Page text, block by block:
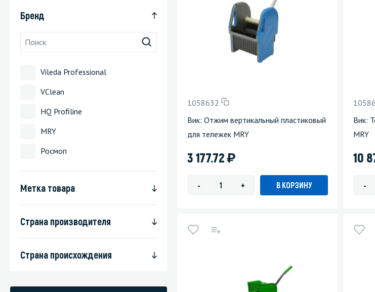
пятноудалители
Средства для очистки ковров и мягкой мебели
Стекла и зеркала
Бренд
Vileda Professional
VClean
HQ Profiline
MRY
Росмоп
Метка товара
Страна производителя
Страна происхождения
1058632
Вик: Отжим вертикальный пластиковый
для тележек MRY
3 177.72)
- + В КОРЗИНУ
Вик:
MRY
10
-